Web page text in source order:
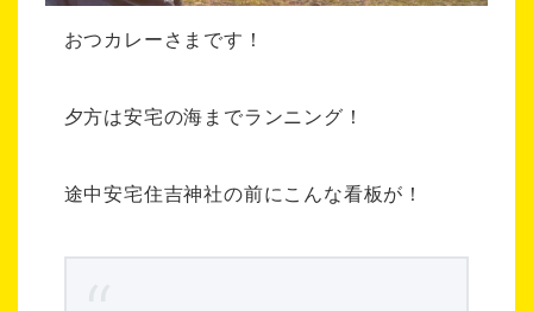
おつカレーさまです！
夕方は安宅の海までランニング！
途中安宅住吉神社の前にこんな看板が！